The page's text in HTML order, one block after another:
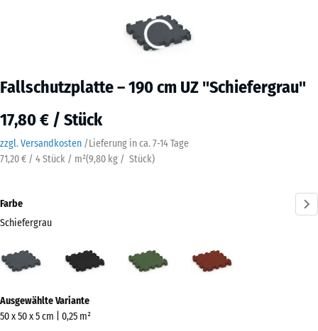
Fallschutzplatte – 190 cm UZ "Schiefergrau"
17,80 € / Stück
zzgl. Versandkosten /Lieferung in ca. 7-14 Tage
71,20 € / 4 Stück / m²(9,80 kg / Stück)
Farbe
Schiefergrau
Schiefergrau
(active)
Informationen
zu
Ausgewählte Variante
50 x 50 x 5 cm | 0,25 m²